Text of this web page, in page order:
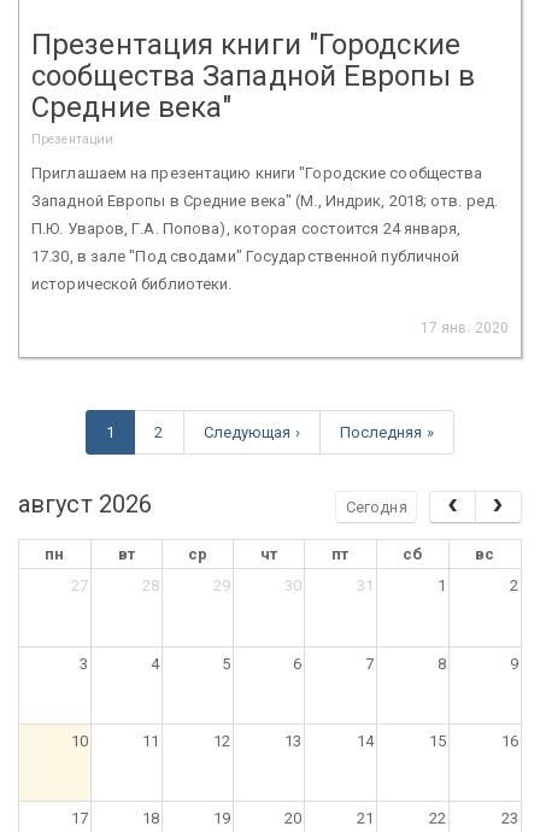
Презентация книги "Городские
сообщества Западной Европы в
Средние века"
Презентации
Приглашаем на презентацию книги "Городские сообщества
Западной Европы в Средние века" (М., Индрик, 2018; отв. ред.
П.Ю. Уваров, Г.А. Попова), которая состоится 24 января,
17.30, в зале "Под сводами" Государственной публичной
исторической библиотеки.
17 янв. 2020
1 2 Следующая › Последняя »
август 2026 Сегодня
пн вт ср чт пт сб
вс
27
28 29 30 31 1 2
3 4 5 6 7 8 9
10 11 12 13 14 15 16
17 18 19 20 21 22 23